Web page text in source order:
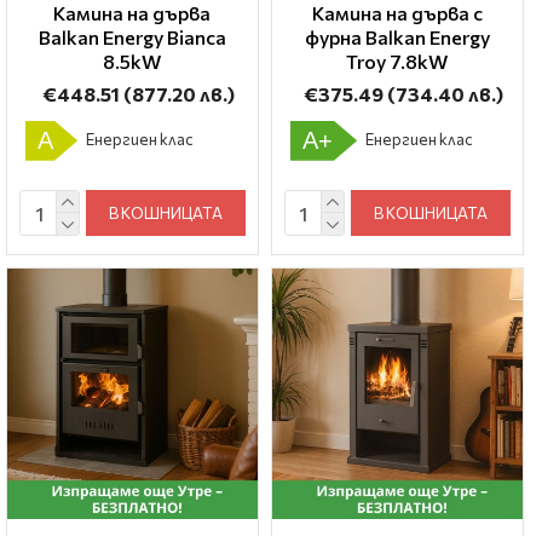
Камина на дърва
Balkan Energy Bianca
8.5kW
€448.51 (877.20 лв.)
A Енергиен клас
В КОШНИЦАТА
Камина на дърва с
фурна Balkan Energy
Troy 7.8kW
€375.49 (734.40 лв.)
A+ Енергиен клас
В КОШНИЦАТА